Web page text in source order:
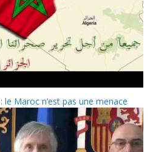
Maroc n’est pas une menace